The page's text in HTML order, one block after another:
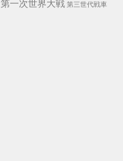
第一次世界大戦 第三世代戦車